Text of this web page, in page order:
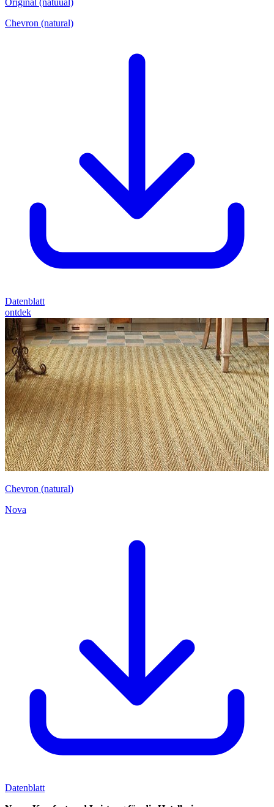
Chevron (natural)
Datenblatt
ontdek
Chevron (natural)
Nova
Datenblatt